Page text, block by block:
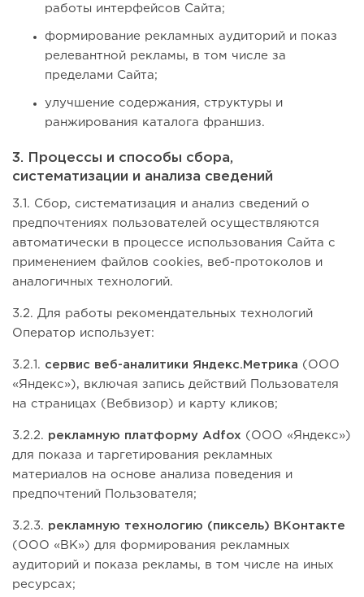
работы интерфейсов Сайта;
формирование рекламных аудиторий и показ
релевантной рекламы, в том числе за
пределами Сайта;
улучшение содержания, структуры и
ранжирования каталога франшиз.
3. Процессы и способы сбора,
систематизации и анализа сведений
3.1. Сбор, систематизация и анализ сведений о
предпочтениях пользователей осуществляются
автоматически в процессе использования Сайта с
применением файлов cookies, веб-протоколов и
аналогичных технологий.
3.2. Для работы рекомендательных технологий
Оператор использует:
3.2.1. сервис веб-аналитики Яндекс.Метрика (ООО
«Яндекс»), включая запись действий Пользователя
на страницах (Вебвизор) и карту кликов;
3.2.2. рекламную платформу Adfox (ООО «Яндекс»)
для показа и таргетирования рекламных
материалов на основе анализа поведения и
предпочтений Пользователя;
3.2.3. рекламную технологию (пиксель) ВКонтакте
(ООО «ВК») для формирования рекламных
аудиторий и показа рекламы, в том числе на иных
ресурсах;